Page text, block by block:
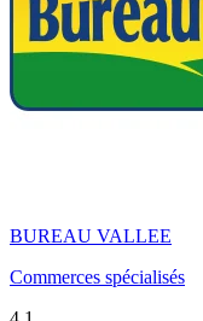
BUREAU VALLEE
Commerces spécialisés